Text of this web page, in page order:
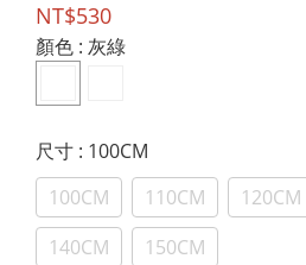
NT$530
顏色 : 灰綠
尺寸 : 100CM
100CM
110CM 120CM
140CM
150CM